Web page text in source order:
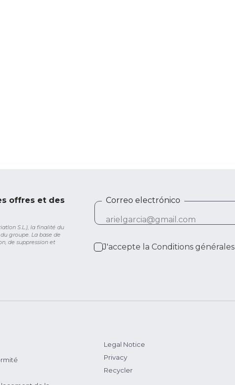
offres et des
S.L.), la finalité du
groupe. La base de
de suppression et
Correo electrónico
J'accepte la Conditions générales
Legal Notice
Privacy
Recycler